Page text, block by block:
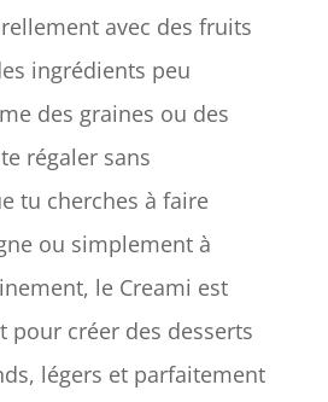
avec des fruits
ingrédients peu
des graines ou des
régaler sans
tu cherches à faire
ou simplement à
le Creami est
pour créer des desserts
légers et parfaitement